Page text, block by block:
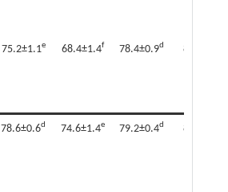
75.2±1.1e 68.4±1.4f 78.4±0.9d 80.8±0.8
78.6±0.6d 74.6±1.4e 79.2±0.4d 81.4±1.3